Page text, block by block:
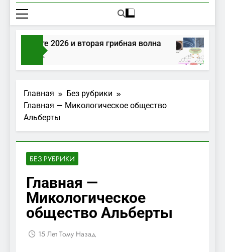
в августе 2026 и вторая грибная волна
Главная
Без рубрики
Главная — Микологическое общество
Альберты
БЕЗ РУБРИКИ
Главная —
Микологическое
общество Альберты
15 Лет Тому Назад